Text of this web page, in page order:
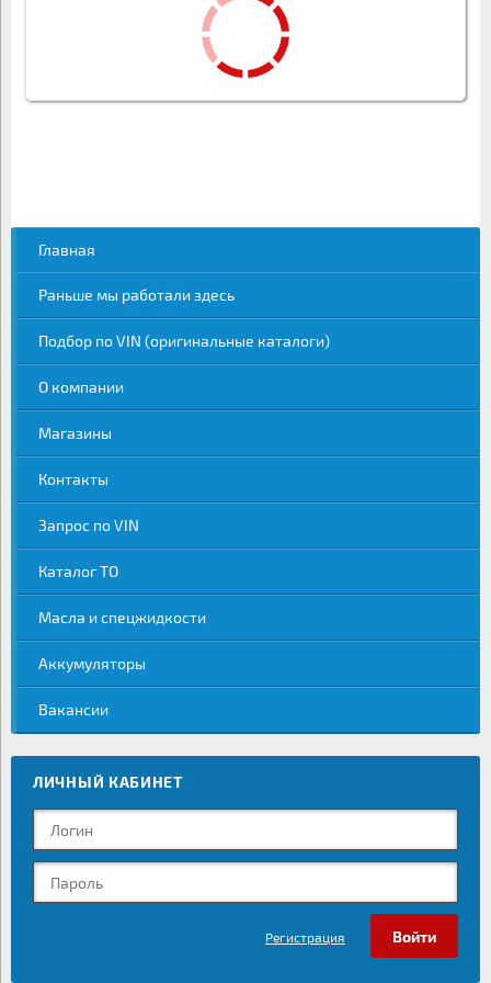
Главная
Раньше мы работали здесь
Подбор по VIN (оригинальные каталоги)
О компании
Магазины
Контакты
Запрос по VIN
Каталог ТО
Масла и спецжидкости
Аккумуляторы
Вакансии
ЛИЧНЫЙ КАБИНЕТ
Регистрация